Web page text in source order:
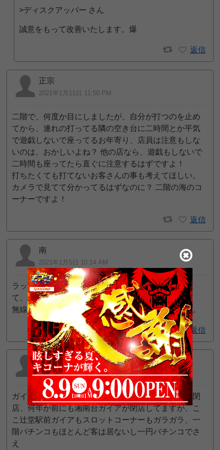
>ディスクアッパー さん
誠意をもって改善いたします。爆
返信
正宗
2021年1月11日 11:50 PM
二階で、何度か目にしましたが、自分が打つのを止め
てから、連れの打ってる隣の空き台に二時間とか平気
で遊戯しないで座ってるお年寄り、店員は注意もしな
いのは、おかしいよね？ 他の店なら、遊戯もしないで
二時間も座ってたら直ぐに注意するはずですよ！
打ちたくても打てないお客さんの事も考えてほしい。
カメラで見てて分かってるはずなのに？ 二階の海のコ
ーナーですよ！
返信
南
2021年1月5日 10:14 AM
ラッキーは、客が入ってるが、ガイア は客が少なく
て、逆に遊びやすい。しかし、スタッフの
無線連絡がやたらと、うっとうしいのが、気になる。
返信
サム
2020年12月18日 3:25 PM
ガイアグループの湘南台のメガアラジンもいきなり閉
店、何年か前にも湘南台ガイアが閉店してますが、こ
こ辻堂駅前ガイアもスロットコーナーもガラガラ、一
階パチンコもほとんど客は居ないし一円パチンコでさ
え